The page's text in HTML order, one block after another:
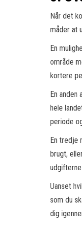
Når det
måder at
En
område
kortere
En
hele
periode
En tredje
brugt,
Uanset
som du
dig